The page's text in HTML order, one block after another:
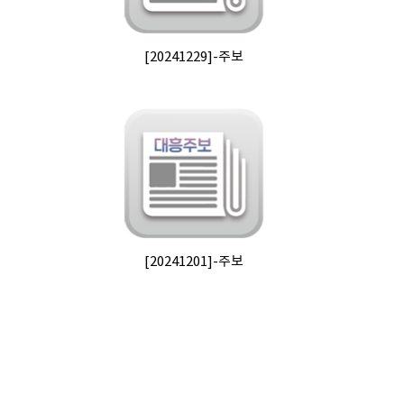
[20241229]-주보
[20241201]-주보